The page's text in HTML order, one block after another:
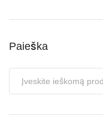
Paieška